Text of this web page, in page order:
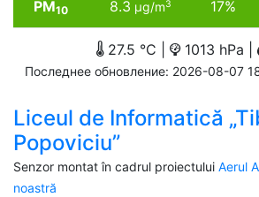
PM10 8.3 µg/m3 17%
27.5 °C | 1013 hPa |
Последнее обновление: 2026-08-07
Liceul de Informatică
Popoviciu”
Senzor montat în cadrul proiectului Aerul
noastră